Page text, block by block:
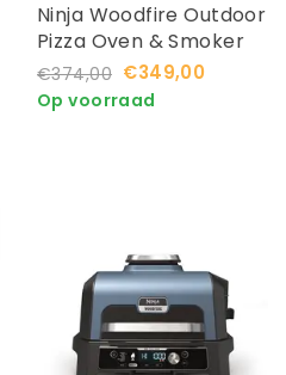
Ninja Woodfire Outdoor
Pizza Oven & Smoker
OO101EU
€374,00 €349,00
Op voorraad